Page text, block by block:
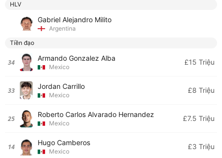
HLV
Gabriel Alejandro Milito
Argentina
Tiền đạo
34 Armando Gonzalez Alba
Mexico
£15 Triệu
33 Jordan Carrillo
Mexico
£8 Triệu
25 Roberto Carlos Alvarado Hernandez
Mexico
£7.5 Triệu
14 Hugo Camberos
Mexico
£3 Triệu